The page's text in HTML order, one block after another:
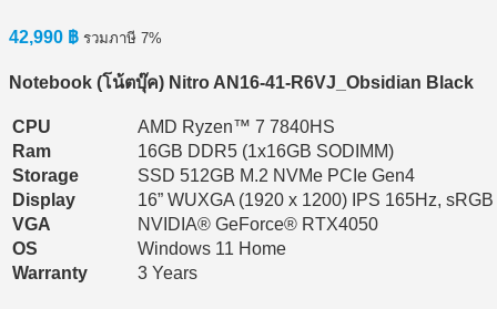
42,990 ฿ รวมภาษี 7%
Notebook (โน้ตบุ๊ค) Nitro AN16-41-R6VJ_Obsidian Black
CPU
AMD Ryzen™ 7 7840HS
Ram
16GB DDR5 (1x16GB SODIMM)
Storage
SSD 512GB M.2 NVMe PCIe Gen4
Display
16” WUXGA (1920 x 1200) IPS 165Hz,
VGA
NVIDIA® GeForce® RTX4050
OS
Windows 11 Home
Warranty
3 Years